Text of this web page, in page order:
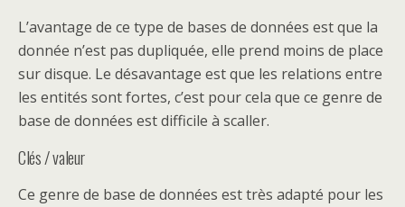
L’avantage de ce type de bases de données est que la
donnée n’est pas dupliquée, elle prend moins de place
sur disque. Le désavantage est que les relations entre
les entités sont fortes, c’est pour cela que ce genre de
base de données est difficile à scaller.
Clés / valeur
Ce genre de base de données est très adapté pour les